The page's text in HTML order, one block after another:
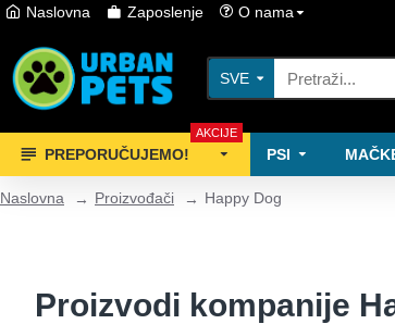
Naslovna Zaposlenje O nama
SVE
PREPORUČUJEMO!
AKCIJE
PSI
Naslovna Proizvođači Happy Dog
Proizvodi kompanije